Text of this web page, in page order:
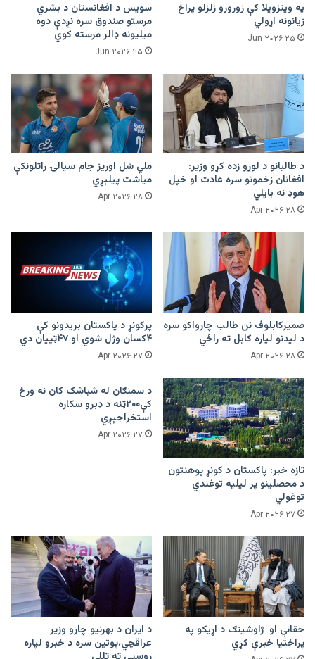
په وینزویلا کې زورورو زلزلو پراخ
زیانونه اړولي
۲۵ Jun ۲۰۲۶
سویس د افغانستان د بشري
مرستو صندوق سره نږدې دوه
میلیونه ډالر مرسته کوي
۲۵ Jun ۲۰۲۶
د طالبانو د لوړو زده کړو وزیر:
افغانان زخمونو سره عادت او خپل
هوډ نه بایلي
۲۸ Apr ۲۰۲۶
ملي شل اوریز جام سیالۍ راتلونکې
میاشت پیلېږي
۲۸ Apr ۲۰۲۶
ضمیرکابلوف نن طالب چارواکو سره
د لیدنو لپاره کابل ته راځي
۲۸ Apr ۲۰۲۶
پرکونړ د پاکستان بریدونو کې
۴کسان وژل شوي او ۴۷ټپیان دي
۲۷ Apr ۲۰۲۶
تازه خبر: پاکستان د کونړ پوهنتون
د محصلینو پر لیلیه توغندي
توغولي
۲۷ Apr ۲۰۲۶
د سمنګان له شباشک کان نه ورځ
کې۲۰۰ټنه د ډبرو سکاره
استخراجېږي
۲۷ Apr ۲۰۲۶
حقاني او ژاوشینګ د اړیکو په
پراختیا خبرې کړي
د ایران د بهرنیو چارو وزیر
عراقچي،پوتین سره د خبرو لپاره